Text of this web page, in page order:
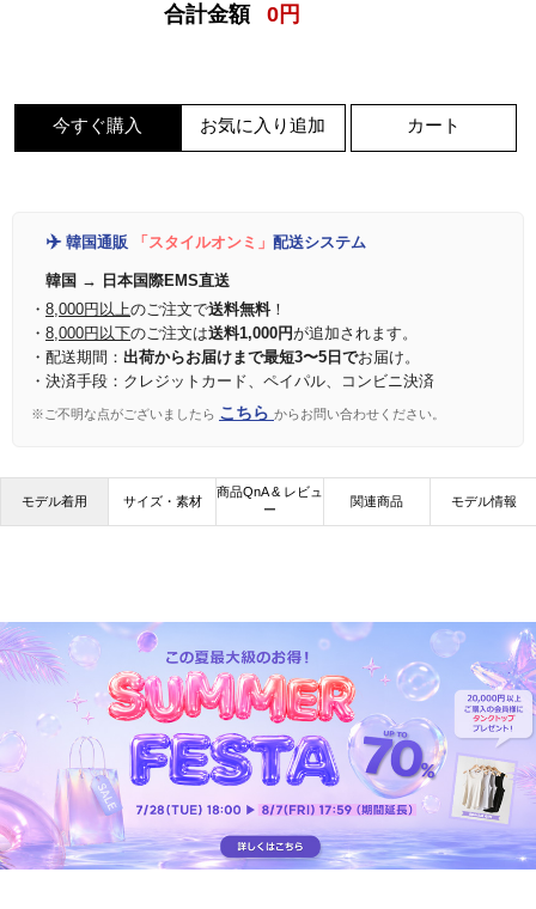
合計金額 0 円
今すぐ購入 お気に入り追加 カート
✈️ 韓国通販 「スタイルオンミ」 配送システム
韓国 → 日本国際EMS直送
・ 8,000円以上のご注文で送料無料！
・ 8,000円以下のご注文は送料1,000円が追加されます。
・配送期間： 出荷からお届けまで最短3〜5日でお届け。
・決済手段：クレジットカード、ペイパル、コンビニ決済
※ご不明な点がございましたら こちら からお問い合わせください。
モデル着用 サイズ・素材
商品QnA & レビュ
ー
関連商品 モデル情報